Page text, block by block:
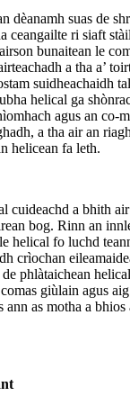
dèanamh suas de
ceangailte ri siaft
bunaitean le
a tha a’
suidheachaidh
helical ga
agus an co-
a tha air an
helicean fa leth.
cuideachd a bhith
bog. Rinn an
helical fo luchd
crìochan
phlàtaichean
giùlain agus
ann as motha a bhios